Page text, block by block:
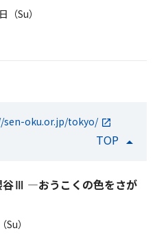
Su）
sen-oku.or.jp/tokyo/
TOP
Ⅲ ―おうこくの色をさが
）